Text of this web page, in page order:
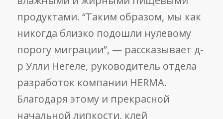
продуктами. “Таким образом, мы как
никогда близко подошли нулевому
порогу миграции”, — рассказывает д-
р Улли Негеле, руководитель отдела
разработок компании HERMA.
Благодаря этому и прекрасной
начальной липкости, клей